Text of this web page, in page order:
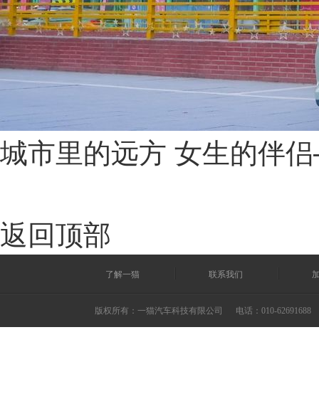
城市里的远方 女生的伴
返回顶部
了解一猫 联系我们
版权所有：一猫汽车科技有限公司 电话：010-